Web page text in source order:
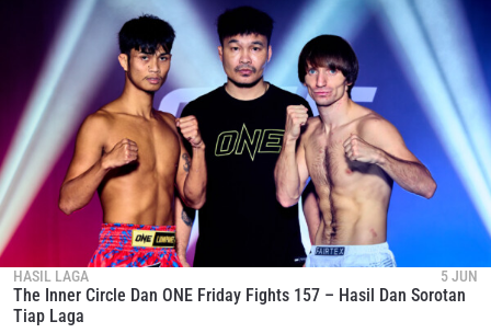
HASIL LAGA 5 JUN
The Inner Circle Dan ONE Friday Fights 157 – Hasil Dan Sorotan
Tiap Laga